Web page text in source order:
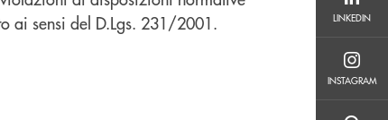
LINKEDIN
LINKEDIN
INSTAGRAM
ai sensi del D.Lgs. 231/2001.